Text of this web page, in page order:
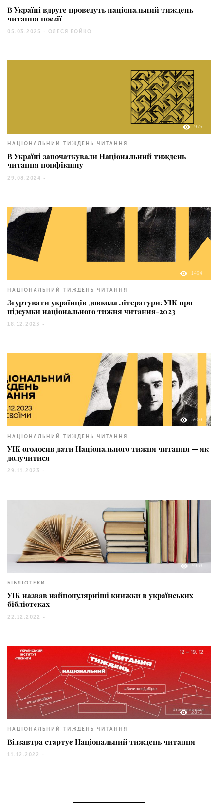
В Україні вдруге проведуть національний тиждень
читання поезії
05.03.2025 - ОЛЕСЯ БОЙКО
976
НАЦІОНАЛЬНИЙ ТИЖДЕНЬ ЧИТАННЯ
В Україні започаткували Національний тиждень
читання нонфікшну
29.08.2024 -
1494
НАЦІОНАЛЬНИЙ ТИЖДЕНЬ ЧИТАННЯ
Згуртувати українців довкола літератури: УІК про
підсумки національного тижня читання-2023
18.12.2023 -
5909
НАЦІОНАЛЬНИЙ ТИЖДЕНЬ ЧИТАННЯ
УІК оголосив дати Національного тижня читання — як
долучитися
29.11.2023 -
5959
БІБЛІОТЕКИ
УІК назвав найпопулярніші книжки в українських
бібліотеках
22.12.2022 -
2870
НАЦІОНАЛЬНИЙ ТИЖДЕНЬ ЧИТАННЯ
Відзавтра стартує Національний тиждень читання
11.12.2022 -